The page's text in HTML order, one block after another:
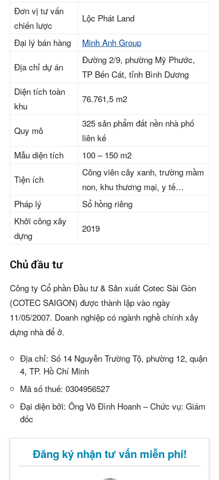
Đơn vị tư vấn
chiến lược
Lộc Phát Land
Đại lý bán hàng
Minh Anh Group
Địa chỉ dự án
Đường 2/9, phường Mỹ Phước,
TP Bến Cát, tỉnh Bình Dương
Diện tích toàn
khu
76.761,5 m2
Quy mô
325 sản phẩm đất nền nhà phố
liên kế
Mẫu diện tích
100 – 150 m2
Tiện ích
Công viên cây xanh, trường mầm
non, khu thương mại, y tế…
Pháp lý
Sổ hồng riêng
Khởi công xây
dựng
2019
Chủ đầu tư
Công ty Cổ phần Đầu tư & Sản xuất Cotec Sài Gòn
(COTEC SAIGON) được thành lập vào ngày
11/05/2007. Doanh nghiệp có ngành nghề chính xây
dựng nhà để ở.
Địa chỉ: Số 14 Nguyễn Trường Tộ, phường 12, quận
4, TP. Hồ Chí Minh
Mã số thuế: 0304956527
Đại diện bởi: Ông Võ Đình Hoanh – Chức vụ: Giám
đốc
Đăng ký nhận tư vấn miễn phí!